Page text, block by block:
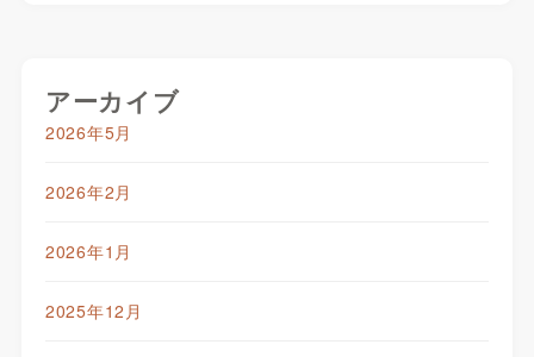
アーカイブ
2026年5月
2026年2月
2026年1月
2025年12月